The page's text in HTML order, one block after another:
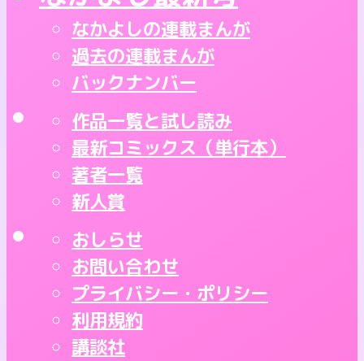
なかよしの連載まんが
過去の連載まんが
バックナンバー
作品一覧と試し読み
最新コミックス（単行本）
著者一覧
新人賞
おしらせ
お問い合わせ
プライバシー・ポリシー
利用規約
講談社